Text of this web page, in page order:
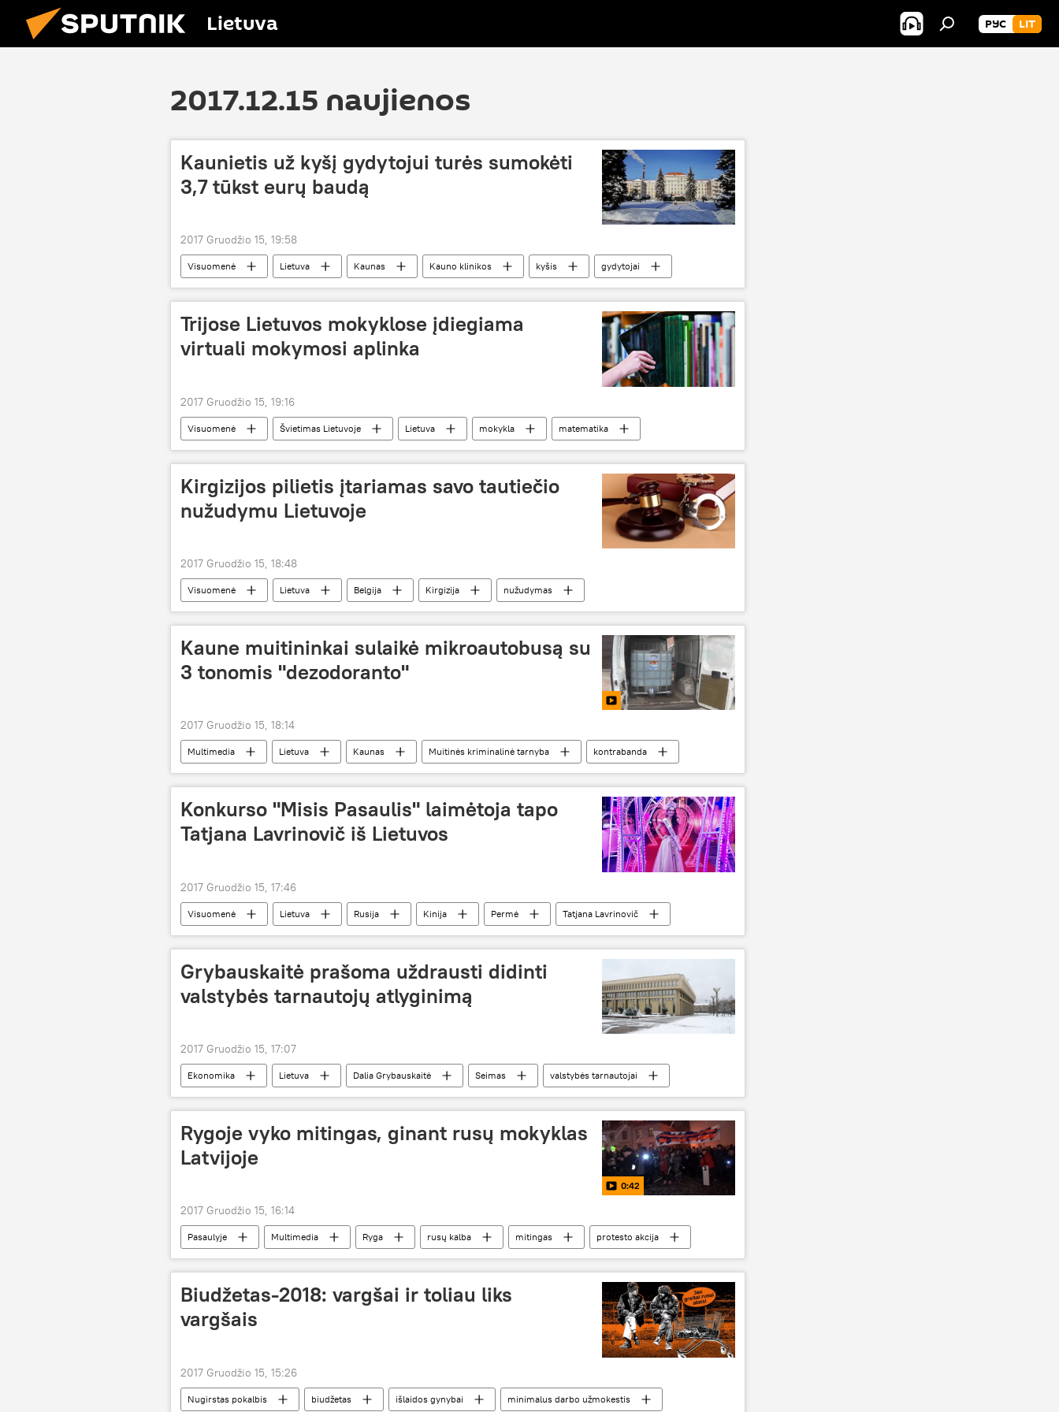
Lietuva РУС LIT
2017.12.15 naujienos
Kaunietis už kyšį gydytojui turės sumokėti
3,7 tūkst eurų baudą
2017 Gruodžio 15, 19:58
Visuomenė Lietuva Kaunas Kauno klinikos kyšis
gydytojai
Medicina ir sveikata
Trijose Lietuvos mokyklose įdiegiama
virtuali mokymosi aplinka
2017 Gruodžio 15, 19:16
Visuomenė Švietimas Lietuvoje Lietuva mokykla
matematika
pradinukai
virtuali mokymosi aplinka suomių metodika
Kirgizijos pilietis įtariamas savo tautiečio
nužudymu Lietuvoje
2017 Gruodžio 15, 18:48
Visuomenė Lietuva Belgija Kirgizija
nužudymas
tolimųjų reisų vairuotojai
Kaune muitininkai sulaikė mikroautobusą su
3 tonomis "dezodoranto"
2017 Gruodžio 15, 18:14
Multimedia Lietuva Kaunas Muitinės kriminalinė tarnyba
kontrabanda
policijos pareigūnai
Kontrabanda, dokumentų klastojimas ir kiti įvykiai Lietuvos pasienyje
Konkurso "Misis Pasaulis" laimėtoja tapo
Tatjana Lavrinovič iš Lietuvos
2017 Gruodžio 15, 17:46
Visuomenė Lietuva Rusija Kinija Permė
Tatjana Lavrinovič
"Misis Pasaulis 2017"
modelis grožio konkursas
Grybauskaitė prašoma uždrausti didinti
valstybės tarnautojų atlyginimą
2017 Gruodžio 15, 17:07
Ekonomika Lietuva Dalia Grybauskaitė Seimas
valstybės tarnautojai
atlyginimų didinimas
Rygoje vyko mitingas, ginant rusų mokyklas
Latvijoje
0:42
2017 Gruodžio 15, 16:14
Pasaulyje Multimedia Ryga rusų kalba mitingas
protesto akcija
rusų mokykla
Biudžetas-2018: vargšai ir toliau liks
vargšais
2017 Gruodžio 15, 15:26
Nugirstas pokalbis biudžetas išlaidos gynybai minimalus darbo užmokestis